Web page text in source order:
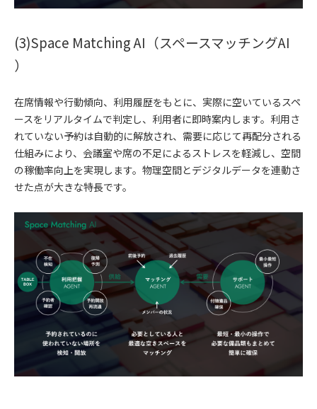
(3)Space Matching AI（スペースマッチングAI
）
在席情報や行動傾向、利用履歴をもとに、実際に空いているスペ
ースをリアルタイムで判定し、利用者に即時案内します。利用さ
れていない予約は自動的に解放され、需要に応じて再配分される
仕組みにより、会議室や席の不足によるストレスを軽減し、空間
の稼働率向上を実現します。物理空間とデジタルデータを連動さ
せた点が大きな特長です。